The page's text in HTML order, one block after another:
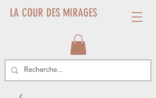
LA COUR DES MIRAGES